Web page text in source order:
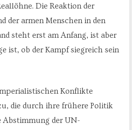
Die Reaktion der
der armen Menschen in den
steht erst am Anfang, ist aber
ist, ob der Kampf siegreich sein
Konflikte
die durch ihre frühere Politik
Abstimmung der UN-